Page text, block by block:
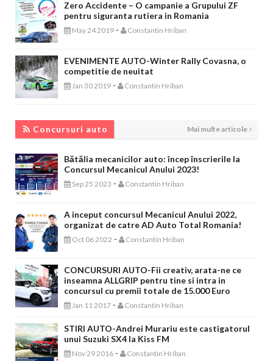
Zero Accidente – O campanie a Grupului ZF
pentru siguranta rutiera in Romania
May 24 2019 - Constantin Hriban
EVENIMENTE AUTO-Winter Rally Covasna, o
competitie de neuitat
Jan 30 2019 - Constantin Hriban
Concursuri auto Mai multe articole
Bătălia mecanicilor auto: încep înscrierile la
Concursul Mecanicul Anului 2023!
Sep 25 2023 - Constantin Hriban
A inceput concursul Mecanicul Anului 2022,
organizat de catre AD Auto Total Romania!
Oct 06 2022 - Constantin Hriban
CONCURSURI AUTO-Fii creativ, arata-ne ce
inseamna ALLGRIP pentru tine si intra in
concursul cu premii totale de 15.000 Euro
Jan 11 2017 - Constantin Hriban
STIRI AUTO-Andrei Murariu este castigatorul
unui Suzuki SX4 la Kiss FM
Nov 29 2016 - Constantin Hriban